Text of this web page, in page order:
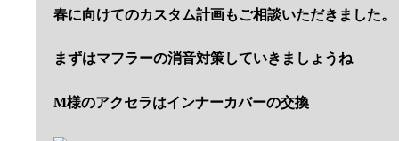
春に向けてのカスタム計画もご相談いただきました。
まずはマフラーの消音対策していきましょうね
M様のアクセラはインナーカバーの交換